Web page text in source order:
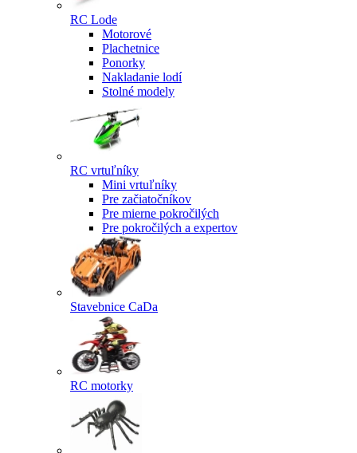
RC Lode
Motorové
Plachetnice
Ponorky
Nakladanie lodí
Stolné modely
RC vrtuľníky
Mini vrtuľníky
Pre začiatočníkov
Pre mierne pokročilých
Pre pokročilých a expertov
Stavebnice CaDa
RC motorky